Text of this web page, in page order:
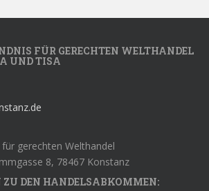
FÜR GERECHTEN WELTHANDEL
UND TISA
gerechten Welthandel
8, 78467 Konstanz
DEN HANDELSABKOMMEN: